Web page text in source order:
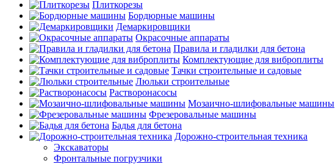
Плиткорезы
Бордюрные машины
Демаркировщики
Окрасочные аппараты
Правила и гладилки для бетона
Комплектующие для виброплиты
Тачки строительные и садовые
Люльки строительные
Растворонасосы
Мозаично-шлифовальные машины
Фрезеровальные машины
Бадья для бетона
Дорожно-строительная техника
Экскаваторы
Фронтальные погрузчики